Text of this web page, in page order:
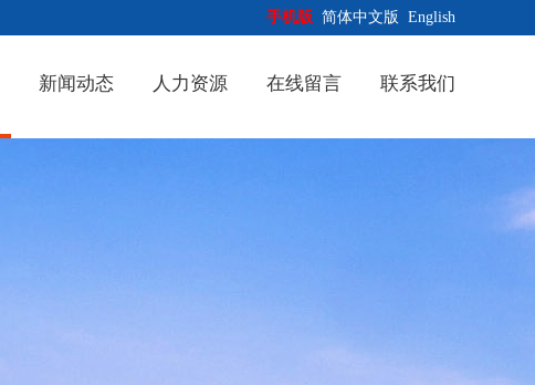
手机版 简体中文版 English
新闻动态 人力资源 在线留言 联系我们